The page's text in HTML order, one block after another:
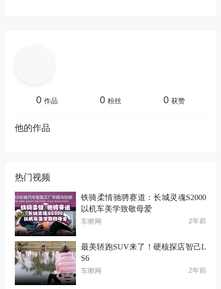
0 作品 0 粉丝 0 获赞
他的作品
热门视频
铁骑柔情驰骋赛道：长城灵魂S2000
以机车美学致敬母爱
车嚓网 2年前
最美轿跑SUV来了！硬核探店智己L
S6
车嚓网 2年前